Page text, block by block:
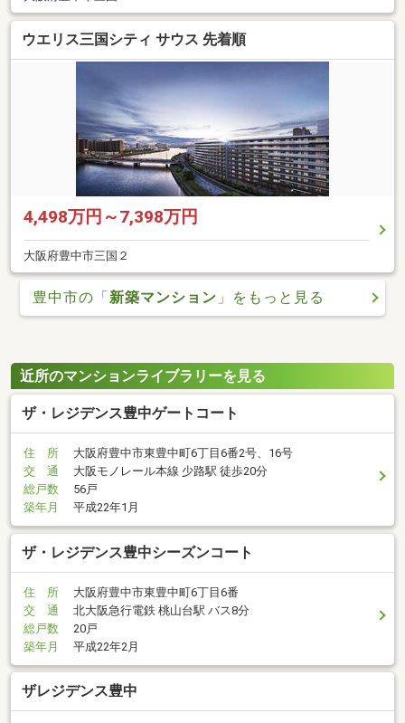
ウエリス三国シティ サウス 先着順
4,498万円～7,398万円
大阪府豊中市三国２
豊中市の「 新築マンション 」をもっと見る
近所のマンションライブラリーを見る
ザ・レジデンス豊中ゲートコート
住 所
大阪府豊中市東豊中町6丁目6番2号、16号
交 通
大阪モノレール本線 少路駅 徒歩20分
総戸数
56戸
築年月
平成22年1月
ザ・レジデンス豊中シーズンコート
住 所
大阪府豊中市東豊中町6丁目6番
交 通
北大阪急行電鉄 桃山台駅 バス8分
総戸数
20戸
築年月
平成22年2月
ザレジデンス豊中